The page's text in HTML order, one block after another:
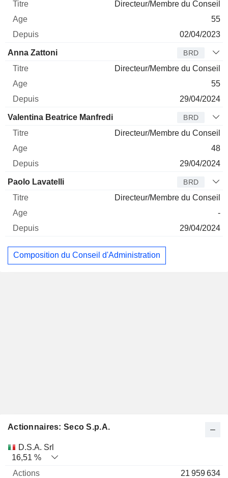
Directeur/Membre du Conseil
55
02/04/2023
Anna Zattoni BRD
Directeur/Membre du Conseil
55
29/04/2024
Valentina Beatrice Manfredi BRD
Directeur/Membre du Conseil
48
29/04/2024
Paolo Lavatelli BRD
Directeur/Membre du Conseil
-
29/04/2024
Composition du Conseil d'Administration
Actionnaires: Seco S.p.A.
Nom Actions
D.S.A. Srl
16,51 %
21 959 634